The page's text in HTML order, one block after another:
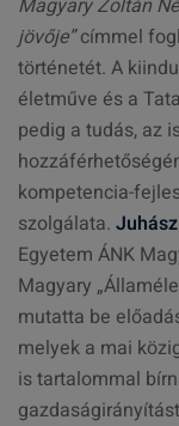
Magyary Zoltán
jövője”címmel
történetét. A
életműve és a
pedig a tudás, az
kompetencia-
szolgálata.
Egyetem ÁNK
Magyary
mutatta be
melyek a mai
is tartalommal